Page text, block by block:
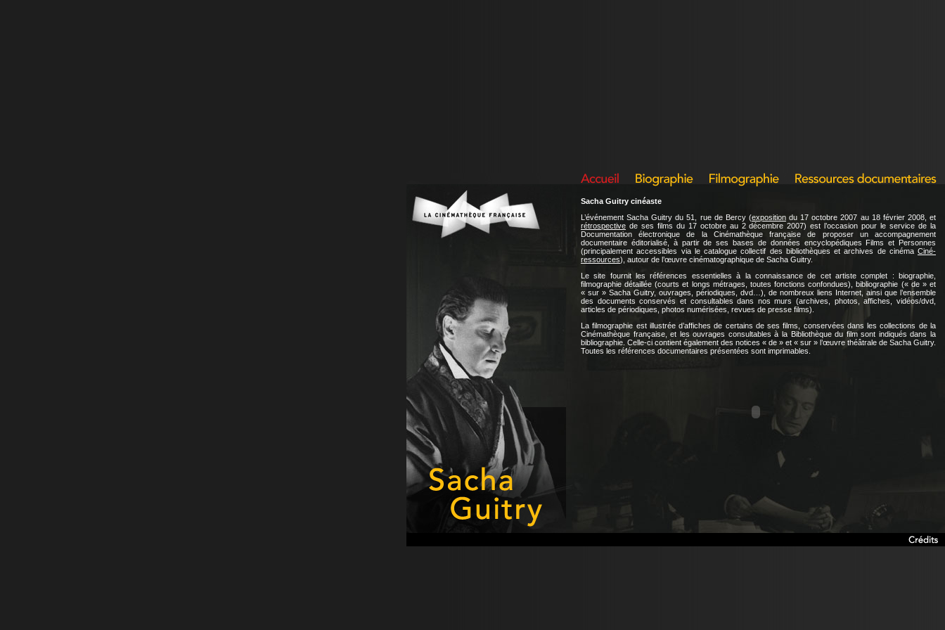
Sacha Guitry cinéaste
L’événement Sacha Guitry du 51, rue de Bercy (expositiondu 17 octobre 2007 au 18 février 2008, et
rétrospective de ses films du 17 octobre au 2 décembre 2007) est l’occasion pour le service de la
Documentation électronique de la Cinémathèque française de proposer un accompagnement
documentaire éditorialisé, à partir de ses bases de données encyclopédiques Films et Personnes
(principalement accessibles via le catalogue collectif des bibliothèques et archives de cinéma Ciné-
ressources), autour de l’œuvre cinématographique de Sacha Guitry.
Le site fournit les références essentielles à la connaissance de cet artiste complet : biographie,
filmographie détaillée (courts et longs métrages, toutes fonctions confondues), bibliographie (« de » et
« sur » Sacha Guitry, ouvrages, périodiques, dvd…), de nombreux liens Internet, ainsi que l’ensemble
des documents conservés et consultables dans nos murs (archives, photos, affiches, vidéos/dvd,
articles de périodiques, photos numérisées, revues de presse films).
La filmographie est illustrée d’affiches de certains de ses films, conservées dans les collections de la
Cinémathèque française, et les ouvrages consultables à la Bibliothèque du film sont indiqués dans la
bibliographie. Celle-ci contient également des notices « de » et « sur » l’œuvre théâtrale de Sacha Guitry.
Toutes les références documentaires présentées sont imprimables.